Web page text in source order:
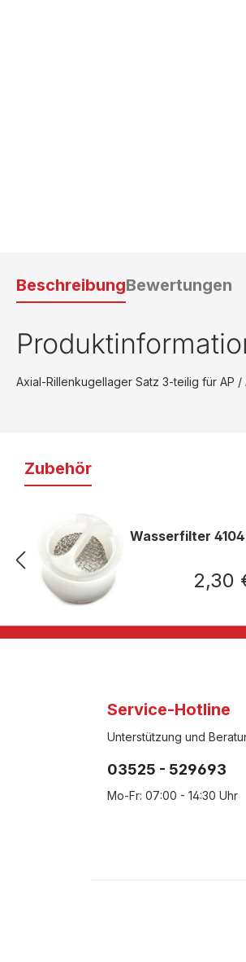
BeschreibungBewertungen
Axial-Rillenkugellager Satz 3-teilig für AP /
Zubehör
Wasserfilter
2,30
Service-Hotline
Unterstützung und
03525 - 529693
Mo-Fr: 07:00 - 14:30 Uhr